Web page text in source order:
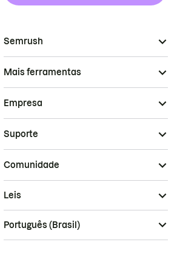
Semrush
Mais ferramentas
Empresa
Suporte
Comunidade
Leis
Português (Brasil)